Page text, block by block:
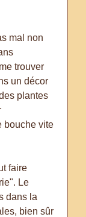
mal non
trouver
un décor
plantes
bouche vite
faire
Le
dans la
bien sûr